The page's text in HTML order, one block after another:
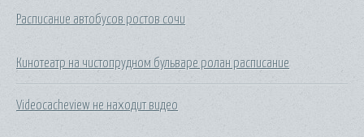
Расписание автобусов ростов сочи
Кинотеатр на чистопрудном бульваре ролан расписание
Videocacheview не находит видео